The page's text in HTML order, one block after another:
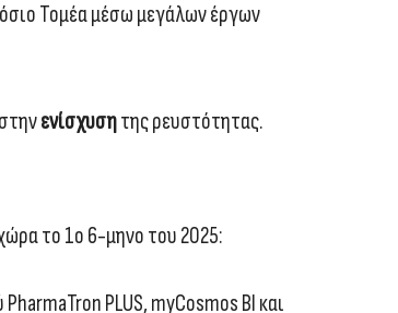
Τομέα μέσω μεγάλων έργων
ενίσχυσητης ρευστότητας.
το 1ο 6-μηνο του 2025:
PLUS, myCosmos BI και